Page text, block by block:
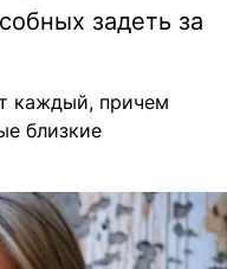
задеть за
каждый, причем
близкие